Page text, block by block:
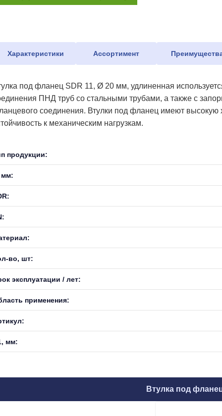
Характеристики Ассортимент
под фланец SDR 11, Ø 20 мм, удлиненная
ПНД труб со стальными трубами, а также с
соединения. Втулки под фланец имеют высокую
к механическим нагрузкам.
продукции:
мм:
во, шт:
эксплуатации / лет:
применения:
мм:
Втулка под